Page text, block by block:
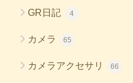
GR日記 4
カメラ 65
カメラアクセサリ 66